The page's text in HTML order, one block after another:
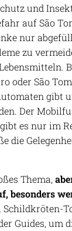
und
auf São
nur
zu
oder São
gibt
Der
es nur im
die
Thema,
besonders
Schildkröten-
Guides, um